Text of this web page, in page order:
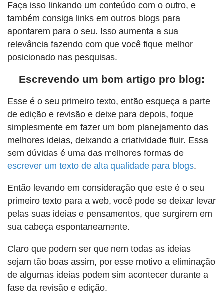
Faça isso linkando um conteúdo com o outro, e
também consiga links em outros blogs para
apontarem para o seu. Isso aumenta a sua
relevância fazendo com que você fique melhor
posicionado nas pesquisas.
Escrevendo um bom artigo pro blog:
Esse é o seu primeiro texto, então esqueça a parte
de edição e revisão e deixe para depois, foque
simplesmente em fazer um bom planejamento das
melhores ideias, deixando a criatividade fluir. Essa
sem dúvidas é uma das melhores formas de
escrever um texto de alta qualidade para blogs.
Então levando em consideração que este é o seu
primeiro texto para a web, você pode se deixar levar
pelas suas ideias e pensamentos, que surgirem em
sua cabeça espontaneamente.
Claro que podem ser que nem todas as ideias
sejam tão boas assim, por esse motivo a eliminação
de algumas ideias podem sim acontecer durante a
fase da revisão e edição.